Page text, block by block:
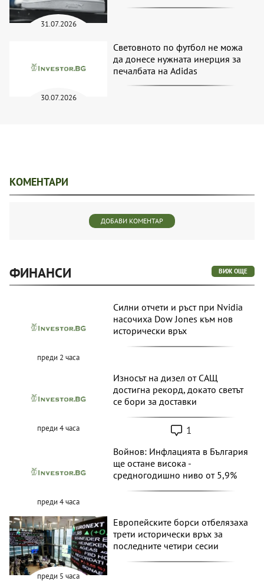
31.07.2026
30.07.2026
Световното по футбол не можа
да донесе нужната инерция за
печалбата на Adidas
КОМЕНТАРИ
ДОБАВИ КОМЕНТАР
ФИНАНСИ ВИЖ ОЩЕ
преди 2 часа
Силни отчети и ръст при Nvidia
насочиха Dow Jones към нов
исторически връх
преди 4 часа
Износът на дизел от САЩ
достигна рекорд, докато светът
се бори за доставки
1
преди 4 часа
Войнов: Инфлацията в България
ще остане висока -
средногодишно ниво от 5,9%
преди 5 часа
Европейските борси отбелязаха
трети исторически връх за
последните четири сесии